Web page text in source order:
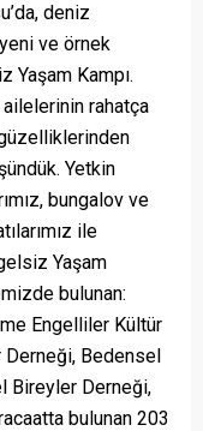
deniz
ve örnek
Yaşam Kampı.
rahatça
Yetkin
bungalov ve
ile
Yaşam
bulunan:
Engelliler Kültür
Derneği, Bedensel
Bireyler Derneği,
bulunan 203